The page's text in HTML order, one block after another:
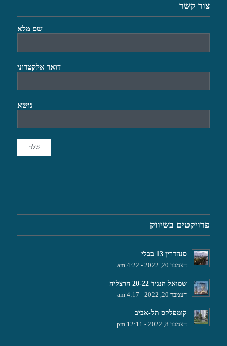
צור קשר
שם מלא
דואר אלקטרוני
נושא
פרויקטים בשיווק
סנהדרין 13 בבלי
דצמבר 20, 2022 - 4:22 am
שמואל הנגיד 20-22 הרצליה
דצמבר 20, 2022 - 4:17 am
קומפלקס תל-אביב
דצמבר 8, 2022 - 12:11 pm